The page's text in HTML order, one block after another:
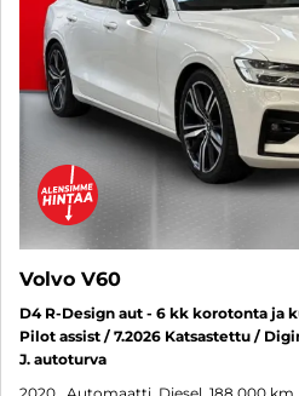
Volvo V60
D4 R-Design aut - 6 kk korotonta ja
Pilot assist / 7.2026 Katsastettu /
J. autoturva